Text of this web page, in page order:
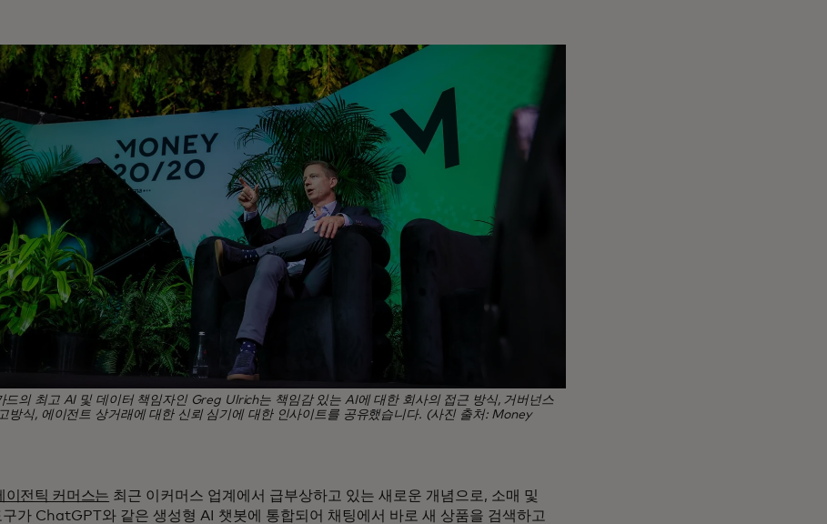
드의 최고 AI 및 데이터 책임자인 Greg Ulrich는 책임감 있는 AI에 대한 회사의 접근 방식, 거버넌스
방식, 에이전트 상거래에 대한 신뢰 심기에 대한 인사이트를 공유했습니다. (사진 출처: Money
이전틱 커머스는 최근 이커머스 업계에서 급부상하고 있는 새로운 개념으로, 소매 및
구가 ChatGPT와 같은 생성형 AI 챗봇에 통합되어 채팅에서 바로 새 상품을 검색하고